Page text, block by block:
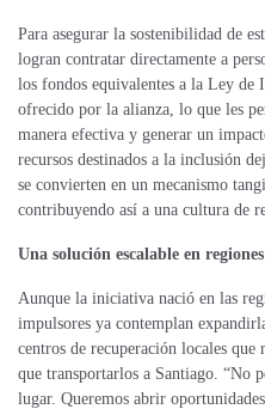
Para asegurar la sostenibilidad de
logran contratar directamente a
los fondos equivalentes a la Ley
ofrecido por la alianza, lo que les
manera efectiva y generar un
recursos destinados a la inclusión
se convierten en un mecanismo
contribuyendo así a una cultura de
Una solución escalable en regiones
Aunque la iniciativa nació en las
impulsores ya contemplan
centros de recuperación locales que
que transportarlos a Santiago. “No
lugar. Queremos abrir